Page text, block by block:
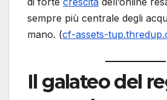
sempre più centrale degli
mano. (cf-assets-
Il galateo del